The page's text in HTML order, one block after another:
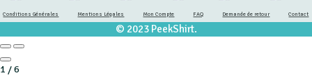
Conditions Générales Mentions Légales Mon Compte FAQ Demande de retour Contact
© 2023 PeekShirt.
1 /6